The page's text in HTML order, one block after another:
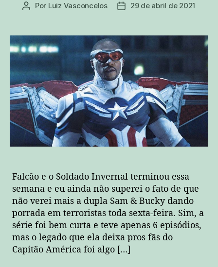
Autor
Por Luiz Vasconcelos
Data29 de abril de 2021
Falcão e o Soldado Invernal terminou essa
semana e eu ainda não superei o fato de que
não verei mais a dupla Sam & Bucky dando
porrada em terroristas toda sexta-feira. Sim, a
série foi bem curta e teve apenas 6 episódios,
mas o legado que ela deixa pros fãs do
Capitão América foi algo […]